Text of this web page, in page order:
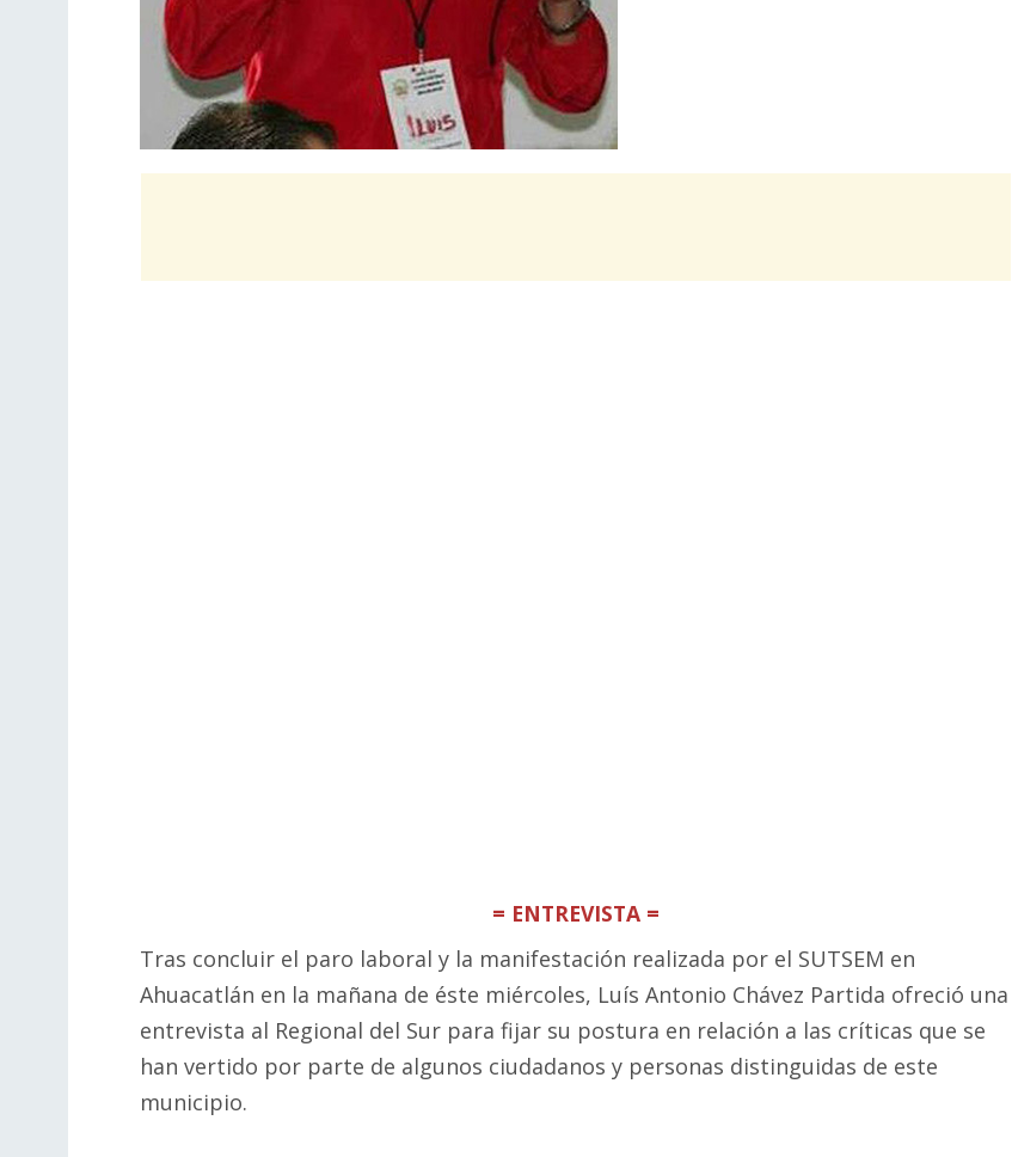
= ENTREVISTA =
Tras concluir el paro laboral y la manifestación realizada por el SUTSEM en
Ahuacatlán en la mañana de éste miércoles, Luís Antonio Chávez Partida ofreció una
entrevista al Regional del Sur para fijar su postura en relación a las críticas que se
han vertido por parte de algunos ciudadanos y personas distinguidas de este
municipio.